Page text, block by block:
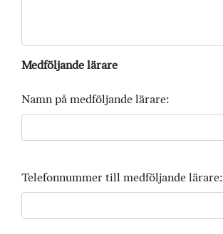
Medföljande lärare
Namn på medföljande lärare:
Telefonnummer till medföljande lärare: